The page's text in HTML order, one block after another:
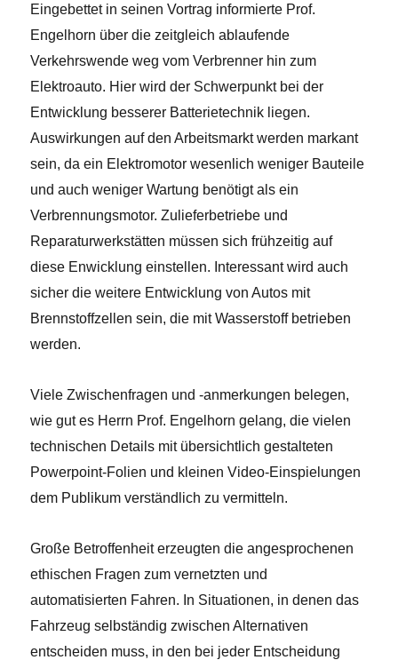
Eingebettet in seinen Vortrag informierte Prof.
Engelhorn über die zeitgleich ablaufende
Verkehrswende weg vom Verbrenner hin zum
Elektroauto. Hier wird der Schwerpunkt bei der
Entwicklung besserer Batterietechnik liegen.
Auswirkungen auf den Arbeitsmarkt werden markant
sein, da ein Elektromotor wesenlich weniger Bauteile
und auch weniger Wartung benötigt als ein
Verbrennungsmotor. Zulieferbetriebe und
Reparaturwerkstätten müssen sich frühzeitig auf
diese Enwicklung einstellen. Interessant wird auch
sicher die weitere Entwicklung von Autos mit
Brennstoffzellen sein, die mit Wasserstoff betrieben
werden.
Viele Zwischenfragen und -anmerkungen belegen,
wie gut es Herrn Prof. Engelhorn gelang, die vielen
technischen Details mit übersichtlich gestalteten
Powerpoint-Folien und kleinen Video-Einspielungen
dem Publikum verständlich zu vermitteln.
Große Betroffenheit erzeugten die angesprochenen
ethischen Fragen zum vernetzten und
automatisierten Fahren. In Situationen, in denen das
Fahrzeug selbständig zwischen Alternativen
entscheiden muss, in den bei jeder Entscheidung